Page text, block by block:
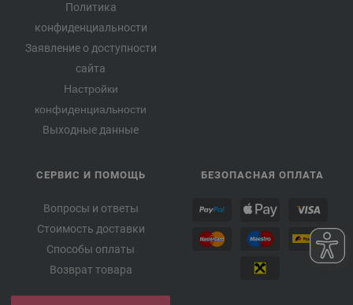
Политика
конфиденциальности
Заявление о доступности
сайта
Настройки
конфиденциальности
Выходные данные
СЕРВИС И ПОМОЩЬ
Вопросы и ответы
Стоимость доставки
Способы оплаты
Возврат товара
БЕЗОПАСНАЯ ОПЛАТА